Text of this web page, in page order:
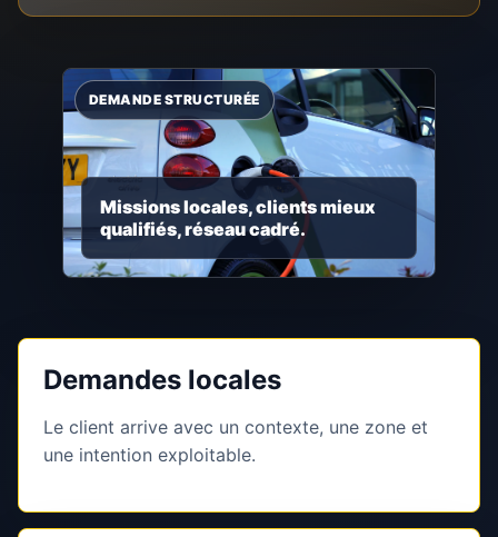
Missions locales, clients mieux
qualifiés, réseau cadré.
Demandes locales
Le client arrive avec un contexte, une zone et
une intention exploitable.